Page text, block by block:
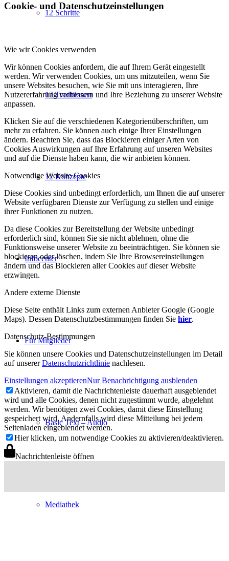
12 Schritte
12 Traditionen
12 Konzepte
Infocenter
Für Mitglieder
Basic Text – Audio
Mediathek
Cookie- und Datenschutzeinstellungen
Wie wir Cookies verwenden
Wir können Cookies anfordern, die auf Ihrem Gerät eingestellt
werden. Wir verwenden Cookies, um uns mitzuteilen, wenn Sie
unsere Websites besuchen, wie Sie mit uns interagieren, Ihre
Nutzererfahrung verbessern und Ihre Beziehung zu unserer Website
anpassen.
Klicken Sie auf die verschiedenen Kategorienüberschriften, um
mehr zu erfahren. Sie können auch einige Ihrer Einstellungen
ändern. Beachten Sie, dass das Blockieren einiger Arten von
Cookies Auswirkungen auf Ihre Erfahrung auf unseren Websites
und auf die Dienste haben kann, die wir anbieten können.
Notwendige Website Cookies
Diese Cookies sind unbedingt erforderlich, um Ihnen die auf unserer
Website verfügbaren Dienste zur Verfügung zu stellen und einige
ihrer Funktionen zu nutzen.
Da diese Cookies zur Bereitstellung der Website unbedingt
erforderlich sind, können Sie sie nicht ablehnen, ohne die
Funktionsweise unserer Website zu beeinträchtigen. Sie können sie
blockieren oder löschen, indem Sie Ihre Browsereinstellungen
ändern und das Blockieren aller Cookies auf dieser Website
erzwingen.
Andere externe Dienste
Diese Seite enthält Links zum externen Anbieter Google (Google
Maps). Dessen Datenschutzbestimmungen finden Sie hier.
Datenschutz-Bestimmungen
Sie können unsere Cookies und Datenschutzeinstellungen im Detail
auf unsererDatenschutzrichtlinie nachlesen.
Einstellungen akzeptierenNur Benachrichtigung ausblenden
Aktivieren, damit die Nachrichtenleiste dauerhaft ausgeblendet
wird und alle Cookies, denen nicht zugestimmt wurde, abgelehnt
werden. Wir benötigen zwei Cookies, damit diese Einstellung
gespeichert wird. Andernfalls wird diese Mitteilung bei jedem
Seitenladen eingeblendet werden.
Hier klicken, um notwendige Cookies zu aktivieren/deaktivieren.
Nachrichtenleiste öffnen